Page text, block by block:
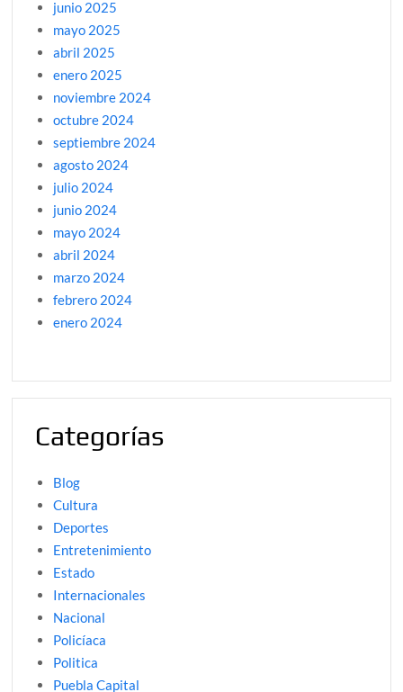
junio 2025
mayo 2025
abril 2025
enero 2025
noviembre 2024
octubre 2024
septiembre 2024
agosto 2024
julio 2024
junio 2024
mayo 2024
abril 2024
marzo 2024
febrero 2024
enero 2024
Categorías
Blog
Cultura
Deportes
Entretenimiento
Estado
Internacionales
Nacional
Policíaca
Politica
Puebla Capital